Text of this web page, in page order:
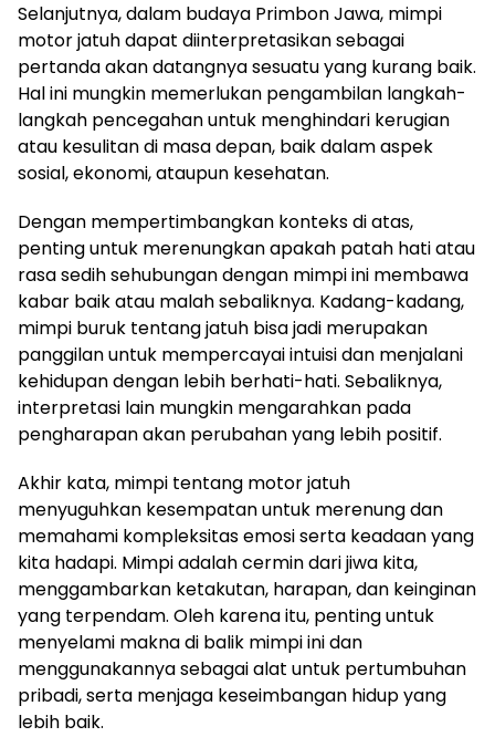
Selanjutnya, dalam budaya Primbon Jawa, mimpi
motor jatuh dapat diinterpretasikan sebagai
pertanda akan datangnya sesuatu yang kurang baik.
Hal ini mungkin memerlukan pengambilan langkah-
langkah pencegahan untuk menghindari kerugian
atau kesulitan di masa depan, baik dalam aspek
sosial, ekonomi, ataupun kesehatan.
Dengan mempertimbangkan konteks di atas,
penting untuk merenungkan apakah patah hati atau
rasa sedih sehubungan dengan mimpi ini membawa
kabar baik atau malah sebaliknya. Kadang-kadang,
mimpi buruk tentang jatuh bisa jadi merupakan
panggilan untuk mempercayai intuisi dan menjalani
kehidupan dengan lebih berhati-hati. Sebaliknya,
interpretasi lain mungkin mengarahkan pada
pengharapan akan perubahan yang lebih positif.
Akhir kata, mimpi tentang motor jatuh
menyuguhkan kesempatan untuk merenung dan
memahami kompleksitas emosi serta keadaan yang
kita hadapi. Mimpi adalah cermin dari jiwa kita,
menggambarkan ketakutan, harapan, dan keinginan
yang terpendam. Oleh karena itu, penting untuk
menyelami makna di balik mimpi ini dan
menggunakannya sebagai alat untuk pertumbuhan
pribadi, serta menjaga keseimbangan hidup yang
lebih baik.